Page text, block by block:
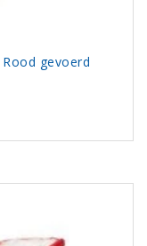
gevoerd